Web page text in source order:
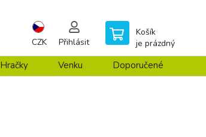
CZK Přihlásit
Košík
je prázdný
Hračky Venku Doporučené